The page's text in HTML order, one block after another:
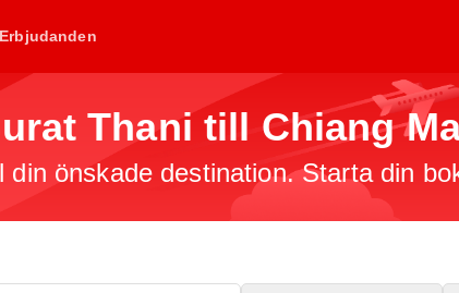
Erbjudanden
Thani till Chiang
önskade destination. Starta din